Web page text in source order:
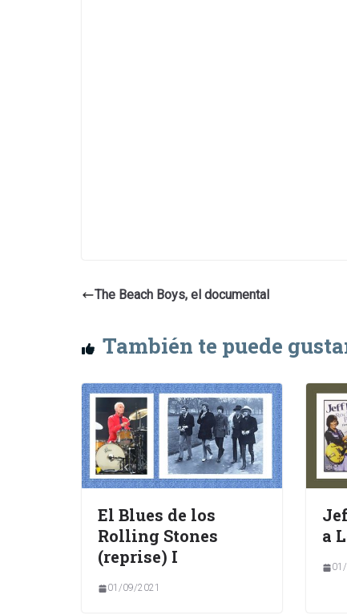
The Beach Boys, el documental
También te puede
El Blues de los
Rolling Stones
(reprise) I
01/09/2021
a